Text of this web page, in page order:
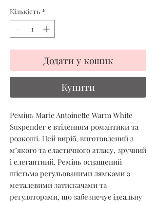
Кількість *
Додати у кошик
Купити
Ремінь Marie Antoinette Warm White
Suspender є втіленням романтики та
розкоші. Цей виріб, виготовлений з
м’якого та еластичного атласу, зручний
і елегантний. Ремінь оснащений
шістьма регульованими лямками з
металевими затискачами та
регуляторами, що забезпечує ідеальну